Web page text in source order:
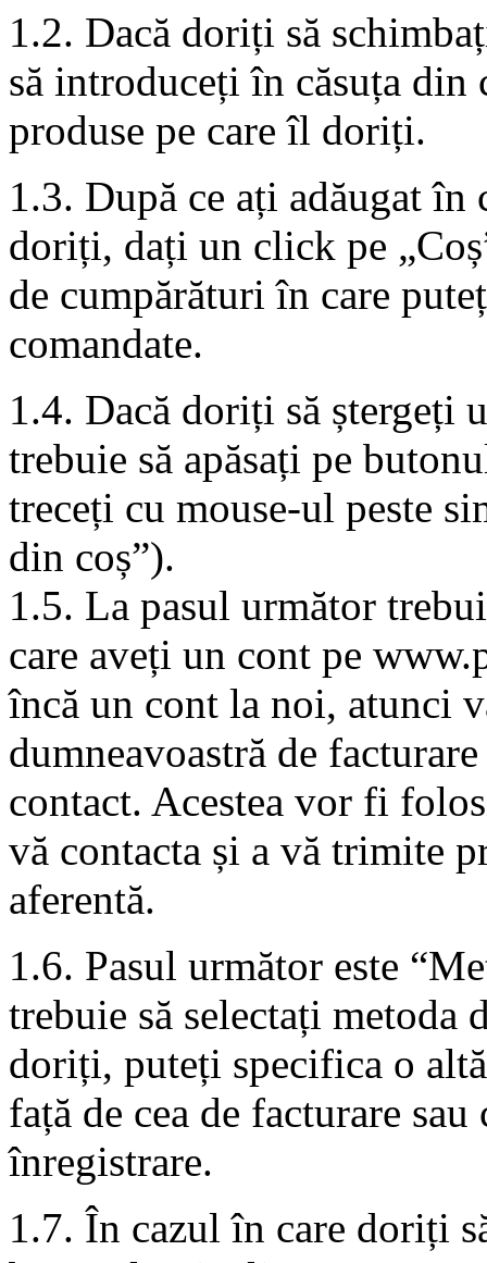
1.2. Dacă doriți să
să introduceți în căsuța din
produse pe care îl doriți.
1.3. După ce ați adăugat în
doriți, dați un click pe
de cumpărături în care
comandate.
1.4. Dacă doriți să ștergeți
trebuie să apăsați pe
treceți cu mouse-ul peste
din coș”).
1.5. La pasul următor
care aveți un cont pe
încă un cont la noi, atunci
dumneavoastră de
contact. Acestea vor fi
vă contacta și a vă trimite
aferentă.
1.6. Pasul următor este
trebuie să selectați metoda
doriți, puteți specifica o
față de cea de facturare
înregistrare.
1.7. În cazul în care doriți